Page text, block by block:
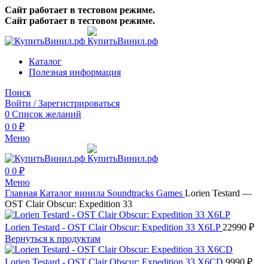
Сайт работает в тестовом режиме.
Сайт работает в тестовом режиме.
Каталог
Полезная информация
Поиск
Войти / Зарегистрироваться
0 Список желаний
0 0 ₽
Меню
0 0 ₽
Меню
Главная Каталог винила Soundtracks Games Lorien Testard —
OST Clair Obscur: Expedition 33
Lorien Testard - OST Clair Obscur: Expedition 33 X6LP 22990 ₽
Вернуться к продуктам
Lorien Testard - OST Clair Obscur: Expedition 33 X6CD 9990 ₽